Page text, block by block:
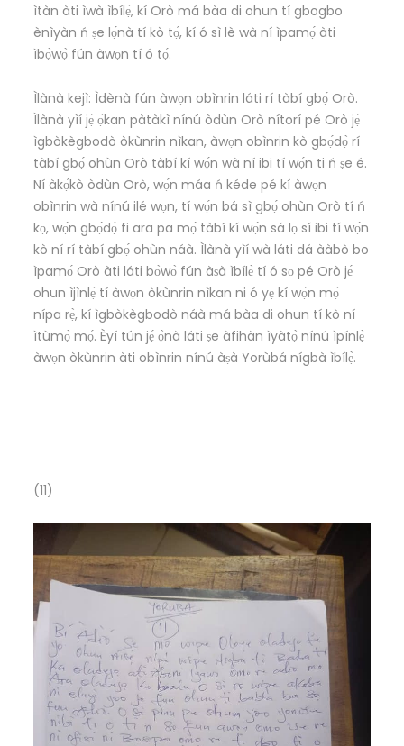
ìtàn àti ìwà ìbílẹ̀, kí Orò má bàa di ohun tí gbogbo
ènìyàn ń ṣe lọ́nà tí kò tọ́, kí ó sì lè wà ní ìpamọ́ àti
ìbọ̀wọ̀ fún àwọn tí ó tọ́.
Ìlànà kejì: Ìdènà fún àwọn obìnrin láti rí tàbí gbọ́ Orò.
Ìlànà yìí jẹ́ ọ̀kan pàtàkì nínú òdùn Orò nítorí pé Orò jẹ́
ìgbòkègbodò òkùnrin nìkan, àwọn obìnrin kò gbọ́dọ̀ rí
tàbí gbọ́ ohùn Orò tàbí kí wọ́n wà ní ibi tí wọ́n ti ń ṣe é.
Ní àkọ́kò òdùn Orò, wọ́n máa ń kéde pé kí àwọn
obìnrin wà nínú ilé wọn, tí wọ́n bá sì gbọ́ ohùn Orò tí ń
kọ, wọ́n gbọ́dọ̀ fi ara pa mọ́ tàbí kí wọ́n sá lọ sí ibi tí wọ́n
kò ní rí tàbí gbọ́ ohùn náà. Ìlànà yìí wà láti dá ààbò bo
ìpamọ́ Orò àti láti bọ̀wọ̀ fún àṣà ìbílẹ̀ tí ó sọ pé Orò jẹ́
ohun ìjìnlẹ̀ tí àwọn òkùnrin nìkan ni ó yẹ kí wọ́n mọ̀
nípa rẹ̀, kí ìgbòkègbodò náà má bàa di ohun tí kò ní
ìtùmọ̀ mọ́. Èyí tún jẹ́ ọ̀nà láti ṣe àfihàn ìyàtọ̀ nínú ìpínlẹ̀
àwọn òkùnrin àti obìnrin nínú àṣà Yorùbá nígbà ìbílẹ̀.
(11)